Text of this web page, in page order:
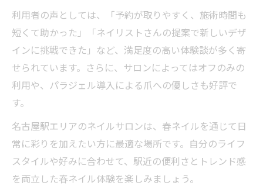
利用者の声としては、「予約が取りやすく、施術時間も
短くて助かった」「ネイリストさんの提案で新しいデザ
インに挑戦できた」など、満足度の高い体験談が多く寄
せられています。さらに、サロンによってはオフのみの
利用や、パラジェル導入による爪への優しさも好評で
す。
名古屋駅エリアのネイルサロンは、春ネイルを通じて日
常に彩りを加えたい方に最適な場所です。自分のライフ
スタイルや好みに合わせて、駅近の便利さとトレンド感
を両立した春ネイル体験を楽しみましょう。